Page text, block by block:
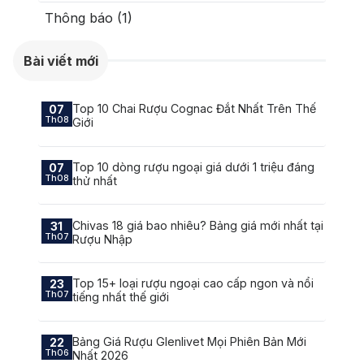
Thông báo (1)
Bài viết mới
07
Th08
Top 10 Chai Rượu Cognac Đắt Nhất Trên Thế
Giới
07
Th08
Top 10 dòng rượu ngoại giá dưới 1 triệu đáng
thử nhất
31
Th07
Chivas 18 giá bao nhiêu? Bảng giá mới nhất tại
Rượu Nhập
23
Th07
Top 15+ loại rượu ngoại cao cấp ngon và nổi
tiếng nhất thế giới
22
Th06
Bảng Giá Rượu Glenlivet Mọi Phiên Bản Mới
Nhất 2026